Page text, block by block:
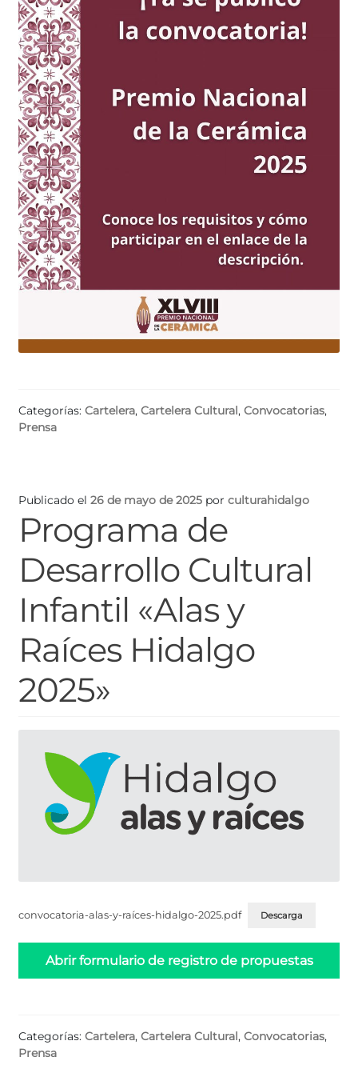
Categorías: Cartelera, Cartelera Cultural , Convocatorias,
Prensa
Publicado el 26 de mayo de 2025 por culturahidalgo
Programa de
Desarrollo Cultural
Infantil «Alas y
Raíces Hidalgo
2025»
convocatoria-alas-y-raíces-hidalgo-2025.pdf Descarga
Abrir formulario de registro de propuestas
Categorías: Cartelera, Cartelera Cultural, Convocatorias,
Prensa